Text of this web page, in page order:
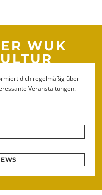
WUK
dich regelmäßig über
Veranstaltungen.